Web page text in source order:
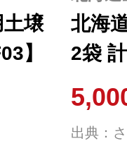
壌
】
北海
2袋
堆肥
幌町
出典：